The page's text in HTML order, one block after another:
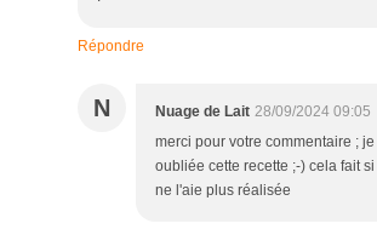
Répondre
N Nuage de Lait 28/09/2024 09:05
merci pour votre commentaire ;
oubliée cette recette ;-) cela fait
ne l'aie plus réalisée